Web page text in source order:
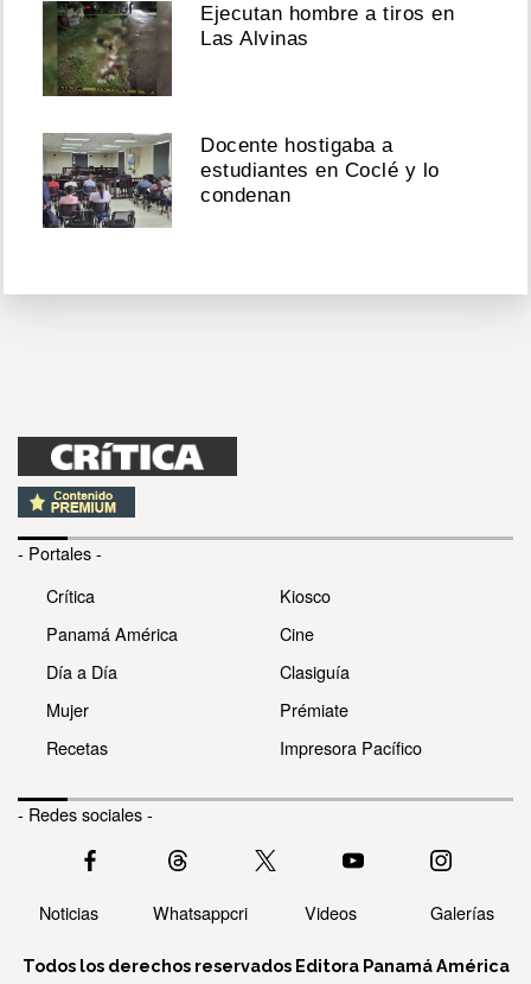
Ejecutan hombre a tiros en
Las Alvinas
Docente hostigaba a
estudiantes en Coclé y lo
condenan
- Portales -
Crítica
Panamá América
Día a Día
Mujer
Recetas
Kiosco
Cine
Clasiguía
Prémiate
Impresora Pacífico
- Redes sociales -
Noticias Whatsappcri Videos Galerías
Todos los derechos reservados Editora Panamá América